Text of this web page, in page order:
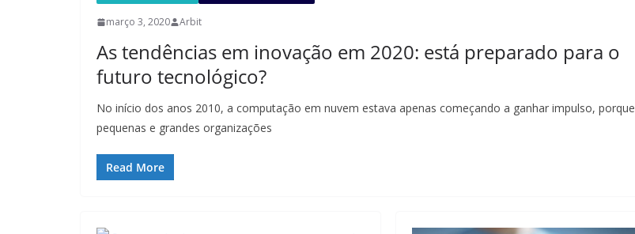
março 3, 2020 Arbit
As tendências em inovação em 2020: está preparado para o
futuro tecnológico?
No início dos anos 2010, a computação em nuvem estava apenas começando a ganhar impulso, porque
pequenas e grandes organizações
Read More